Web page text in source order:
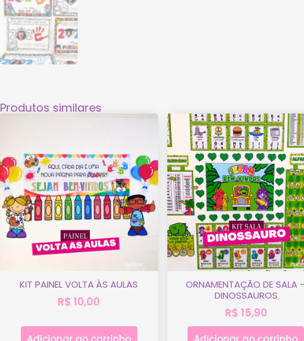
Produtos similares
KIT PAINEL VOLTA ÀS AULAS
R$ 10,00
ORNAMENTAÇÃO DE SALA
DINOSSAUROS
R$ 15,90